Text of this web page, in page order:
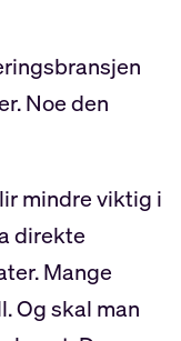
Noe den
mindre viktig i
direkte
Mange
Og skal man